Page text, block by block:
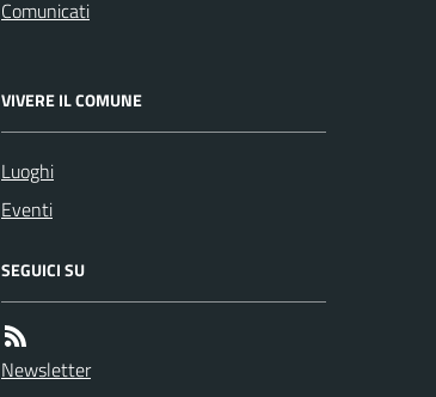
Comunicati
VIVERE IL COMUNE
Luoghi
Eventi
SEGUICI SU
Newsletter